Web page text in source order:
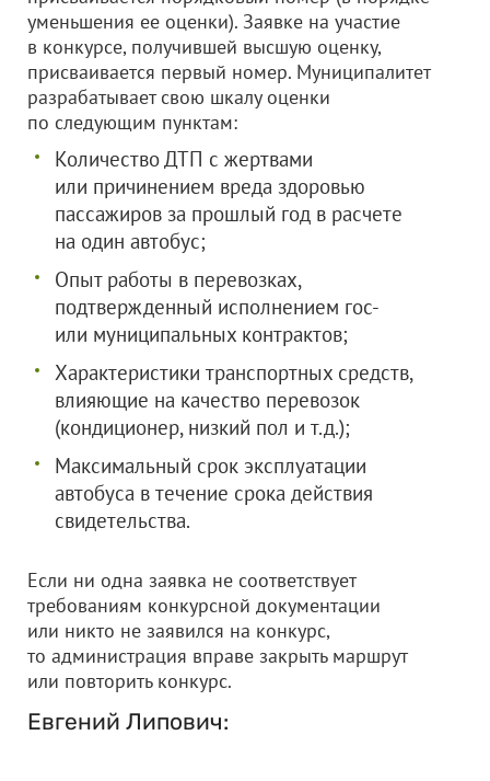
уменьшения ее оценки). Заявке на участие
в конкурсе, получившей высшую оценку,
присваивается первый номер. Муниципалитет
разрабатывает свою шкалу оценки
по следующим пунктам:
Количество ДТП с жертвами
или причинением вреда здоровью
пассажиров за прошлый год в расчете
на один автобус;
Опыт работы в перевозках,
подтвержденный исполнением гос-
или муниципальных контрактов;
Характеристики транспортных средств,
влияющие на качество перевозок
(кондиционер, низкий пол и т.д.);
Максимальный срок эксплуатации
автобуса в течение срока действия
свидетельства.
Если ни одна заявка не соответствует
требованиям конкурсной документации
или никто не заявился на конкурс,
то администрация вправе закрыть маршрут
или повторить конкурс.
Евгений Липович: